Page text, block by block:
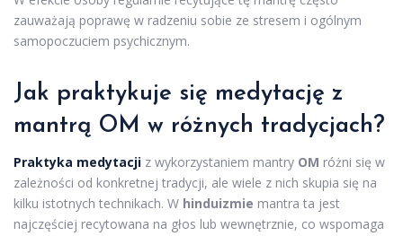
zauważają poprawę w radzeniu sobie ze stresem i ogólnym
samopoczuciem psychicznym.
Jak praktykuje się medytację z
mantrą OM w różnych tradycjach?
Praktyka medytacji z wykorzystaniem mantry OM różni się w
zależności od konkretnej tradycji, ale wiele z nich skupia się na
kilku istotnych technikach. W hinduizmie mantra ta jest
najczęściej recytowana na głos lub wewnętrznie, co wspomaga